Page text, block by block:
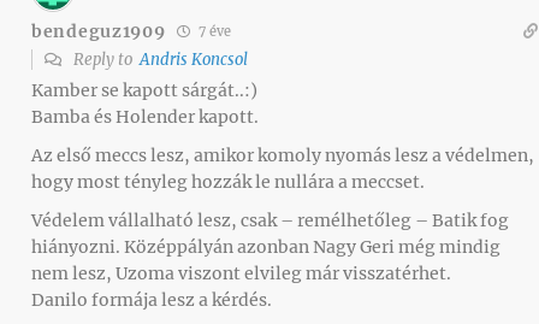
bendeguz1909 7 éve
Reply toAndris Koncsol
Kamber se kapott sárgát..:)
Bamba és Holender kapott.
Az első meccs lesz, amikor komoly nyomás lesz a védelmen,
hogy most tényleg hozzák le nullára a meccset.
Védelem vállalható lesz, csak – remélhetőleg – Batik fog
hiányozni. Középpályán azonban Nagy Geri még mindig
nem lesz, Uzoma viszont elvileg már visszatérhet.
Danilo formája lesz a kérdés.